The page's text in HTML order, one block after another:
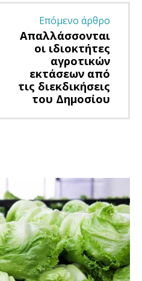
Επόμενο άρθρο
Απαλλάσσονται
οι ιδιοκτήτες
αγροτικών
εκτάσεων από
τις διεκδικήσεις
του Δημοσίου